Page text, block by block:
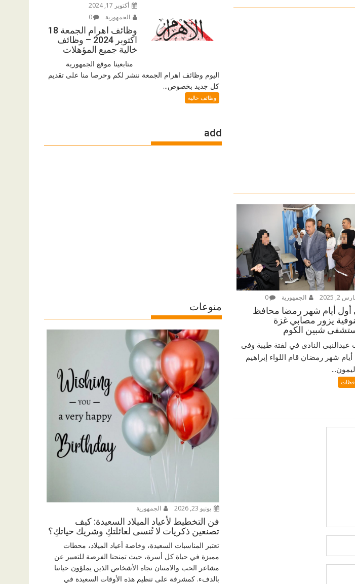
2, 2025 الجمهورية 0
أيام شهر رمضا محافظ
يزور مصابي غزة
شبين الكوم
عبدالنبى النادى في لفتة طيبة وفى
شهر رمضان قام اللواء إبراهيم
أكتوبر 17, 2024
الجمهورية
0
وظائف اهرام الجمعة 18
اكتوبر 2024 – وظائف
خالية جميع المؤهلات
متابعينا موقع الجمهورية
اليوم وظائف اهرام الجمعة ننشر لكم وحرصا منا على تقديم
كل جديد بخصوص...
وظائف خالية
add
منوعات
يونيو 23, 2026 الجمهورية
فن التخطيط لأعياد الميلاد السعيدة: كيف
تصنعين ذكريات لا تُنسى لعائلتكِ وشريك حياتكِ؟
تعتبر المناسبات السعيدة، وخاصة أعياد الميلاد، محطات
مميزة في حياة كل أسرة، حيث تمنحنا الفرصة للتعبير عن
مشاعر الحب والامتنان تجاه الأشخاص الذين يملؤون حياتنا
بالدفء. كمشرفة على تنظيم هذه الأوقات السعيدة في